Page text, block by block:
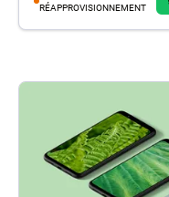
RÉAPPROVISIONNEMENT